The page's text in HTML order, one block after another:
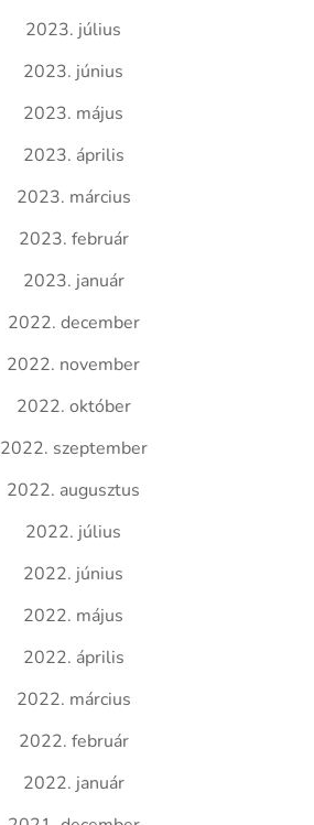
2023. július
2023. június
2023. május
2023. április
2023. március
2023. február
2023. január
2022. december
2022. november
2022. október
2022. szeptember
2022. augusztus
2022. július
2022. június
2022. május
2022. április
2022. március
2022. február
2022. január